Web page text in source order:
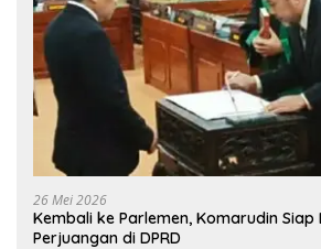
26 Mei 2026
Kembali ke Parlemen, Komarudin Siap
Perjuangan di DPRD